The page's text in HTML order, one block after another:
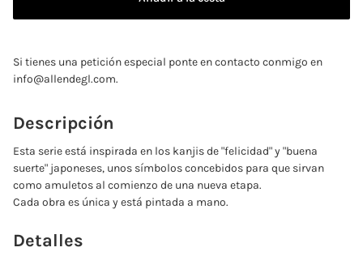
Si tienes una petición especial ponte en contacto conmigo en
info@allendegl.com.
Descripción
Esta serie está inspirada en los kanjis de "felicidad" y "buena
suerte" japoneses, unos símbolos concebidos para que sirvan
como amuletos al comienzo de una nueva etapa.
Cada obra es única y está pintada a mano.
Detalles